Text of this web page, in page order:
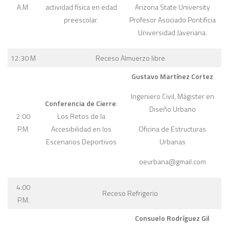
A.M.
actividad física en edad
preescolar.
Arizona State University
Profesor Asociado Pontificia
Universidad Javeriana.
12:30 M Receso Almuerzo libre
2:00
P.M.
Conferencia de Cierre:
Los Retos de la
Accesibilidad en los
Escenarios Deportivos
Gustavo Martínez Cortez
Ingeniero Civil, Mágister en
Diseño Urbano
Oficina de Estructuras
Urbanas
oeurbana@gmail.com
4:00
P.M.
Receso Refrigerio
Consuelo Rodríguez Gil